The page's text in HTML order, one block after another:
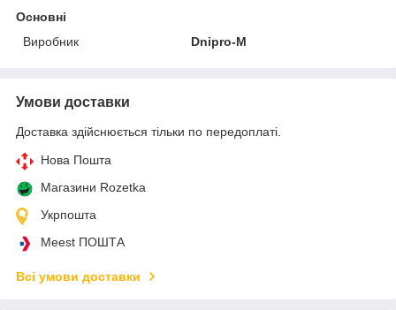
Основні
Виробник
Dnipro-M
Умови доставки
Доставка здійснюється тільки по передоплаті.
Нова Пошта
Магазини Rozetka
Укрпошта
Meest ПОШТА
Всі умови доставки